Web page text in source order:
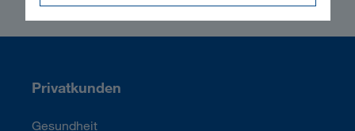
Privatkunden
Gesundheit